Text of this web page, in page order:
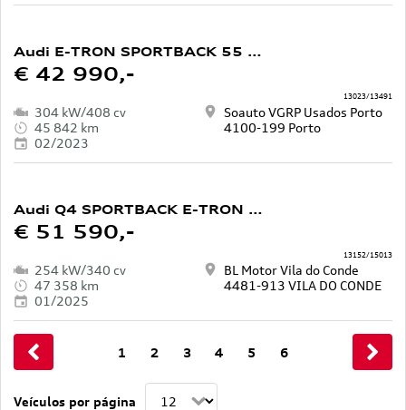
Audi E-TRON SPORTBACK 55 QUATTRO S LINE
€ 42 990,-
304 kW/408 cv
45 842 km
02/2023
Soauto VGRP Usados Porto
4100-199 Porto
13023/13491
Audi Q4 SPORTBACK E-TRON 55 QUATTRO 82 KWH
€ 51 590,-
254 kW/340 cv
47 358 km
01/2025
BL Motor Vila do Conde
4481-913 VILA DO CONDE
13152/15013
Veículos por página
1 2 3 4 5 6